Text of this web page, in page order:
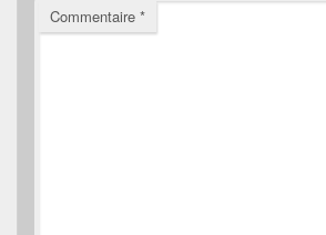
Commentaire *